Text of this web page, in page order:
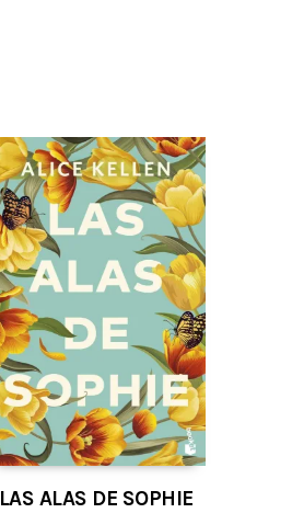
LAS ALAS DE SOPHIE